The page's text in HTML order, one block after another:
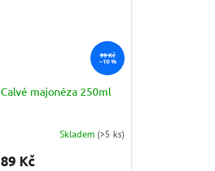
99 Kč
–10 %
Calvé majonéza 250ml
produktu
Skladem(>5 ks)
89 Kč